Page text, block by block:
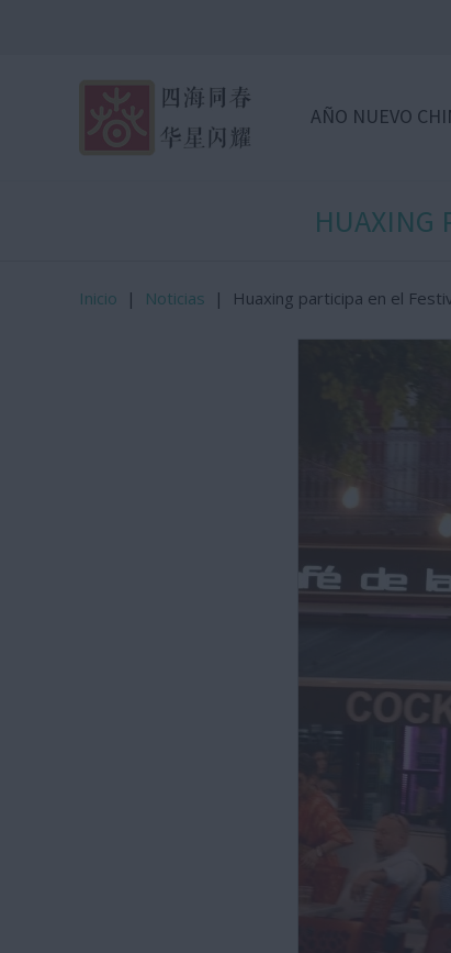
AÑO NUEVO
HUAXING
Inicio | Noticias | Huaxing participa en el